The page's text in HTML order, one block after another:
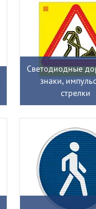
Светодиодные
знаки,
стрелки